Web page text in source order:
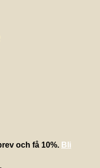
och få 10%. Bli